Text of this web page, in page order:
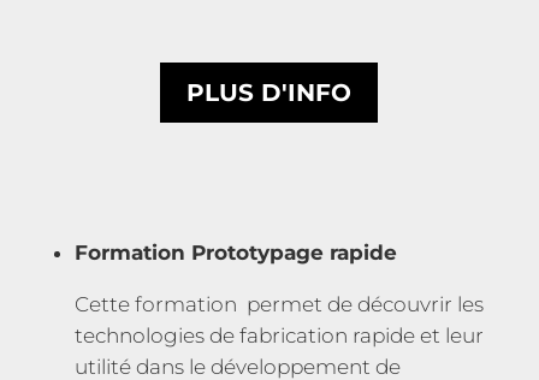
PLUS D'INFO
Formation Prototypage rapide
Cette formation permet de découvrir les
technologies de fabrication rapide et leur
utilité dans le développement de